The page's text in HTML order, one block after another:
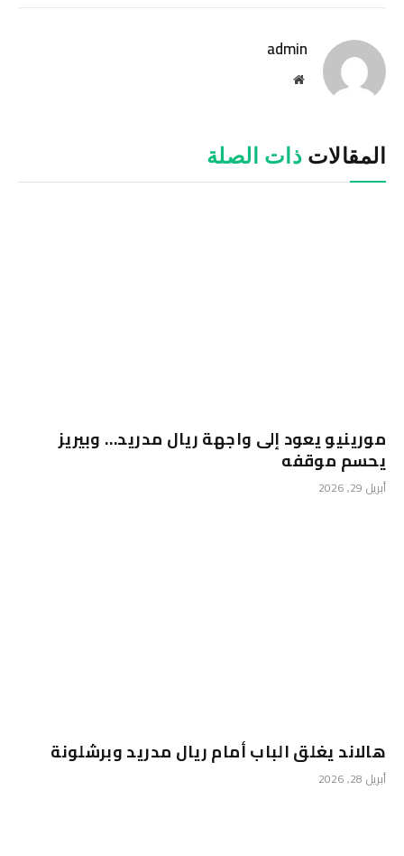
admin
موقع
المقالات ذات الصلة
مورينيو يعود إلى واجهة ريال مدريد… وبيريز
يحسم موقفه
أبريل 29, 2026
هالاند يغلق الباب أمام ريال مدريد وبرشلونة
أبريل 28, 2026